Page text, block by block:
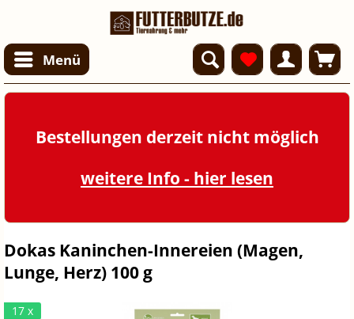
Menü
Bestellungen derzeit nicht möglich
weitere Info - hier lesen
Dokas Kaninchen-Innereien (Magen,
Lunge, Herz) 100 g
17 x